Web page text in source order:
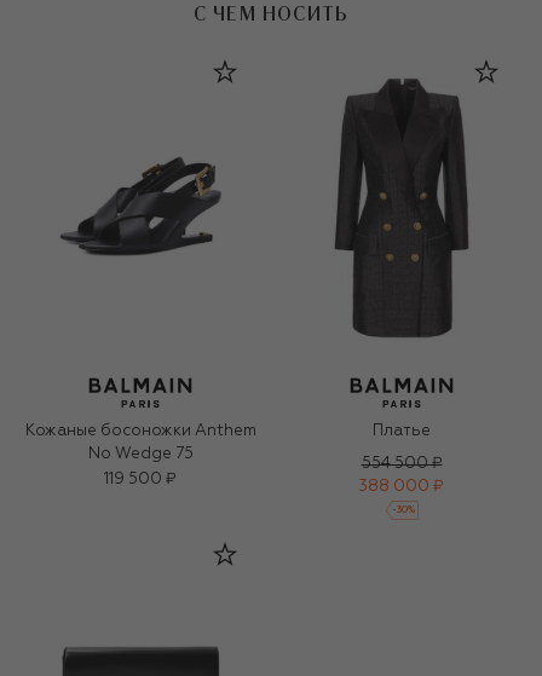
С ЧЕМ НОСИТЬ
Кожаные босоножки Anthem
No Wedge 75
119 500 ₽
Платье
554 500 ₽
388 000 ₽
-30%